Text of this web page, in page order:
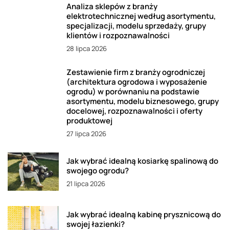
Analiza sklepów z branży
elektrotechnicznej według asortymentu,
specjalizacji, modelu sprzedaży, grupy
klientów i rozpoznawalności
28 lipca 2026
Zestawienie firm z branży ogrodniczej
(architektura ogrodowa i wyposażenie
ogrodu) w porównaniu na podstawie
asortymentu, modelu biznesowego, grupy
docelowej, rozpoznawalności i oferty
produktowej
27 lipca 2026
Jak wybrać idealną kosiarkę spalinową do
swojego ogrodu?
21 lipca 2026
Jak wybrać idealną kabinę prysznicową do
swojej łazienki?